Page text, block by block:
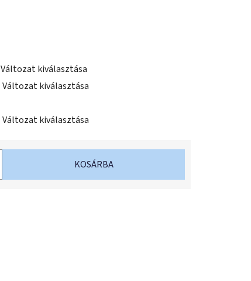
Változat kiválasztása
Változat kiválasztása
Változat kiválasztása
KOSÁRBA